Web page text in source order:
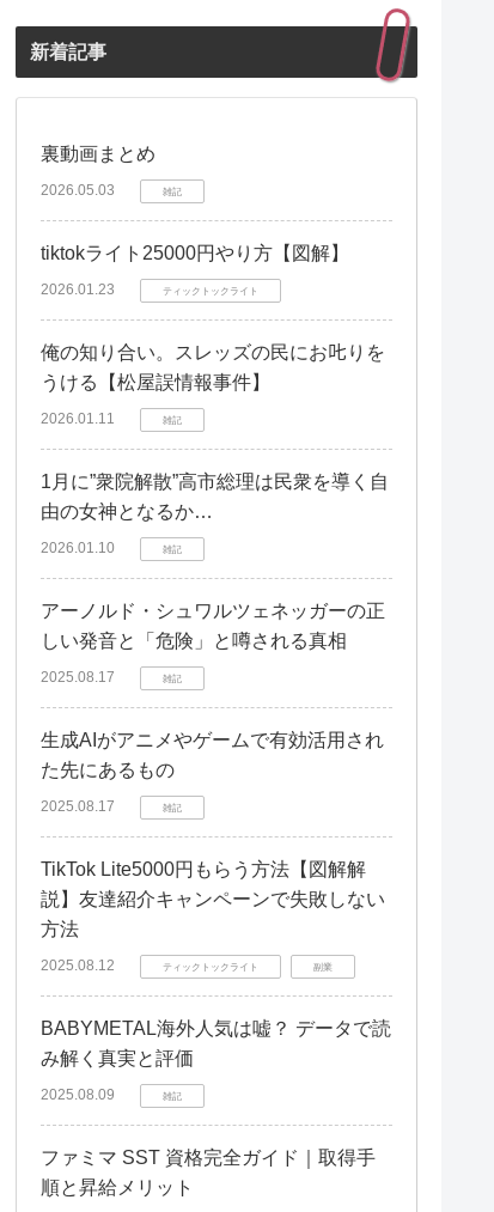
客観的な視点を心がける
事の顛末書の目的と必要性
事の顛末書の構成と書き方
補足情報：読者からの反論、質問を想
定して、ここで回答する
「事の顛末」って、ちょっと堅苦し
い言い方じゃない？もっとフランク
な言い方は？
事の顛末を報告する際、どこまで詳
事の顛末書って、手書きじゃないと
新着記事
裏動画まとめ
2026.05.03 雑記
tiktokライト25000円やり方【図解】
2026.01.23 ティックトックライト
俺の知り合い。スレッズの民にお𠮟りを
うける【松屋誤情報事件】
2026.01.11 雑記
1月に”衆院解散”高市総理は民衆を導く自
由の女神となるか…
2026.01.10 雑記
アーノルド・シュワルツェネッガーの正
しい発音と「危険」と噂される真相
2025.08.17 雑記
生成AIがアニメやゲームで有効活用され
た先にあるもの
2025.08.17 雑記
TikTok Lite5000円もらう方法【図解解
説】友達紹介キャンペーンで失敗しない
方法
2025.08.12 ティックトックライト 副業
BABYMETAL海外人気は嘘？ データで読
み解く真実と評価
2025.08.09 雑記
ファミマ SST 資格完全ガイド｜取得手
順と昇給メリット